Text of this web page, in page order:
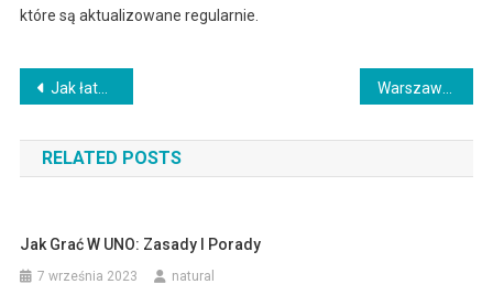
które są aktualizowane regularnie.
Nawigacja
wpisu
Jak łatwo pobrać piosenkę z Spotify?
RELATED POSTS
Jak Grać W UNO: Zasady I Porady
7 września 2023 natural